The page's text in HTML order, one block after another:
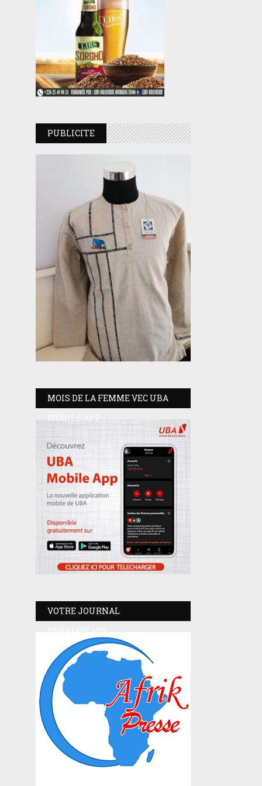
PUBLICITE
MOIS DE LA FEMME VEC UBA
MOBILE APP
VOTRE JOURNAL